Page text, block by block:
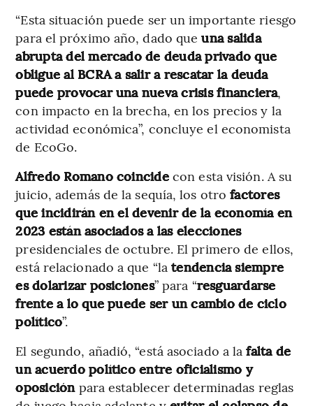
“Esta situación puede ser un importante riesgo
para el próximo año, dado queuna salida
abrupta del mercado de deuda privado que
obligue al BCRA a salir a rescatar la deuda
puede provocar una nueva crisis financiera,
con impacto en la brecha, en los precios y la
actividad económica”, concluye el economista
de EcoGo.
Alfredo Romano coincidecon esta visión. A su
juicio, además de la sequía, los otrofactores
que incidirán en el devenir de la economía en
2023 están asociados a las elecciones
presidenciales de octubre. El primero de ellos,
está relacionado a que “latendencia siempre
es dolarizar posiciones” para “resguardarse
frente a lo que puede ser un cambio de ciclo
político”.
El segundo, añadió, “está asociado a lafalta de
un acuerdo político entre oficialismo y
oposiciónpara establecer determinadas reglas